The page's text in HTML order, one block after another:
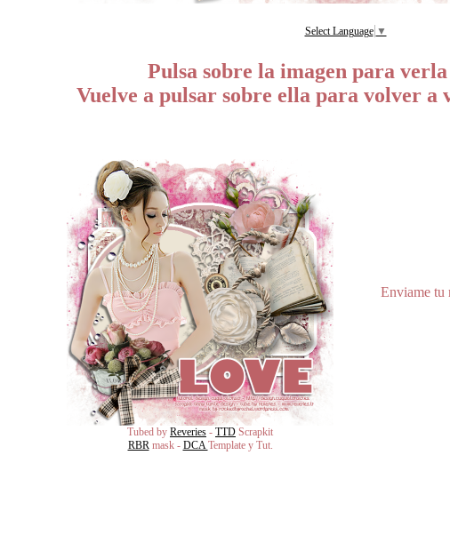
Select Language ▼
Pulsa sobre la imagen para
Vuelve a pulsar sobre ella para volver a
Enviame tu
Tubed by Reveries - TTD Scrapkit
RBRmask - DCATemplate y Tut.